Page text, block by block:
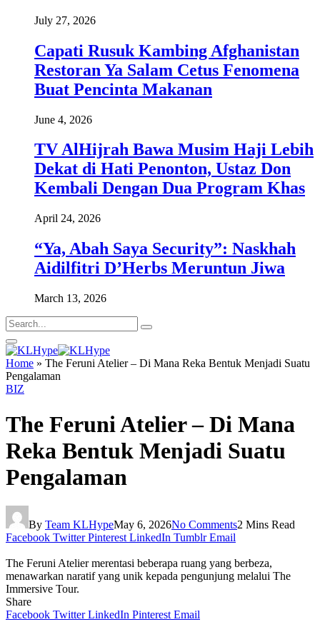
July 27, 2026
Capati Rusuk Kambing Afghanistan
Restoran Ya Salam Cetus Fenomena
Buat Pencinta Makanan
June 4, 2026
TV AlHijrah Bawa Musim Haji Lebih
Dekat di Hati Penonton, Ustaz Don
Kembali Dengan Dua Program Khas
April 24, 2026
“Ya, Abah Saya Security”: Naskhah
Aidilfitri D’Herbs Meruntun Jiwa
March 13, 2026
Home » The Feruni Atelier – Di Mana Reka Bentuk Menjadi Suatu
Pengalaman
BIZ
The Feruni Atelier – Di Mana
Reka Bentuk Menjadi Suatu
Pengalaman
By Team KLHypeMay 6, 2026No Comments2 Mins Read
Facebook Twitter Pinterest LinkedIn Tumblr Email
The Feruni Atelier merentasi beberapa ruang yang berbeza,
menawarkan naratif yang unik kepada pengunjung melalui The
Immersive Tour.
Share
Facebook Twitter LinkedIn Pinterest Email